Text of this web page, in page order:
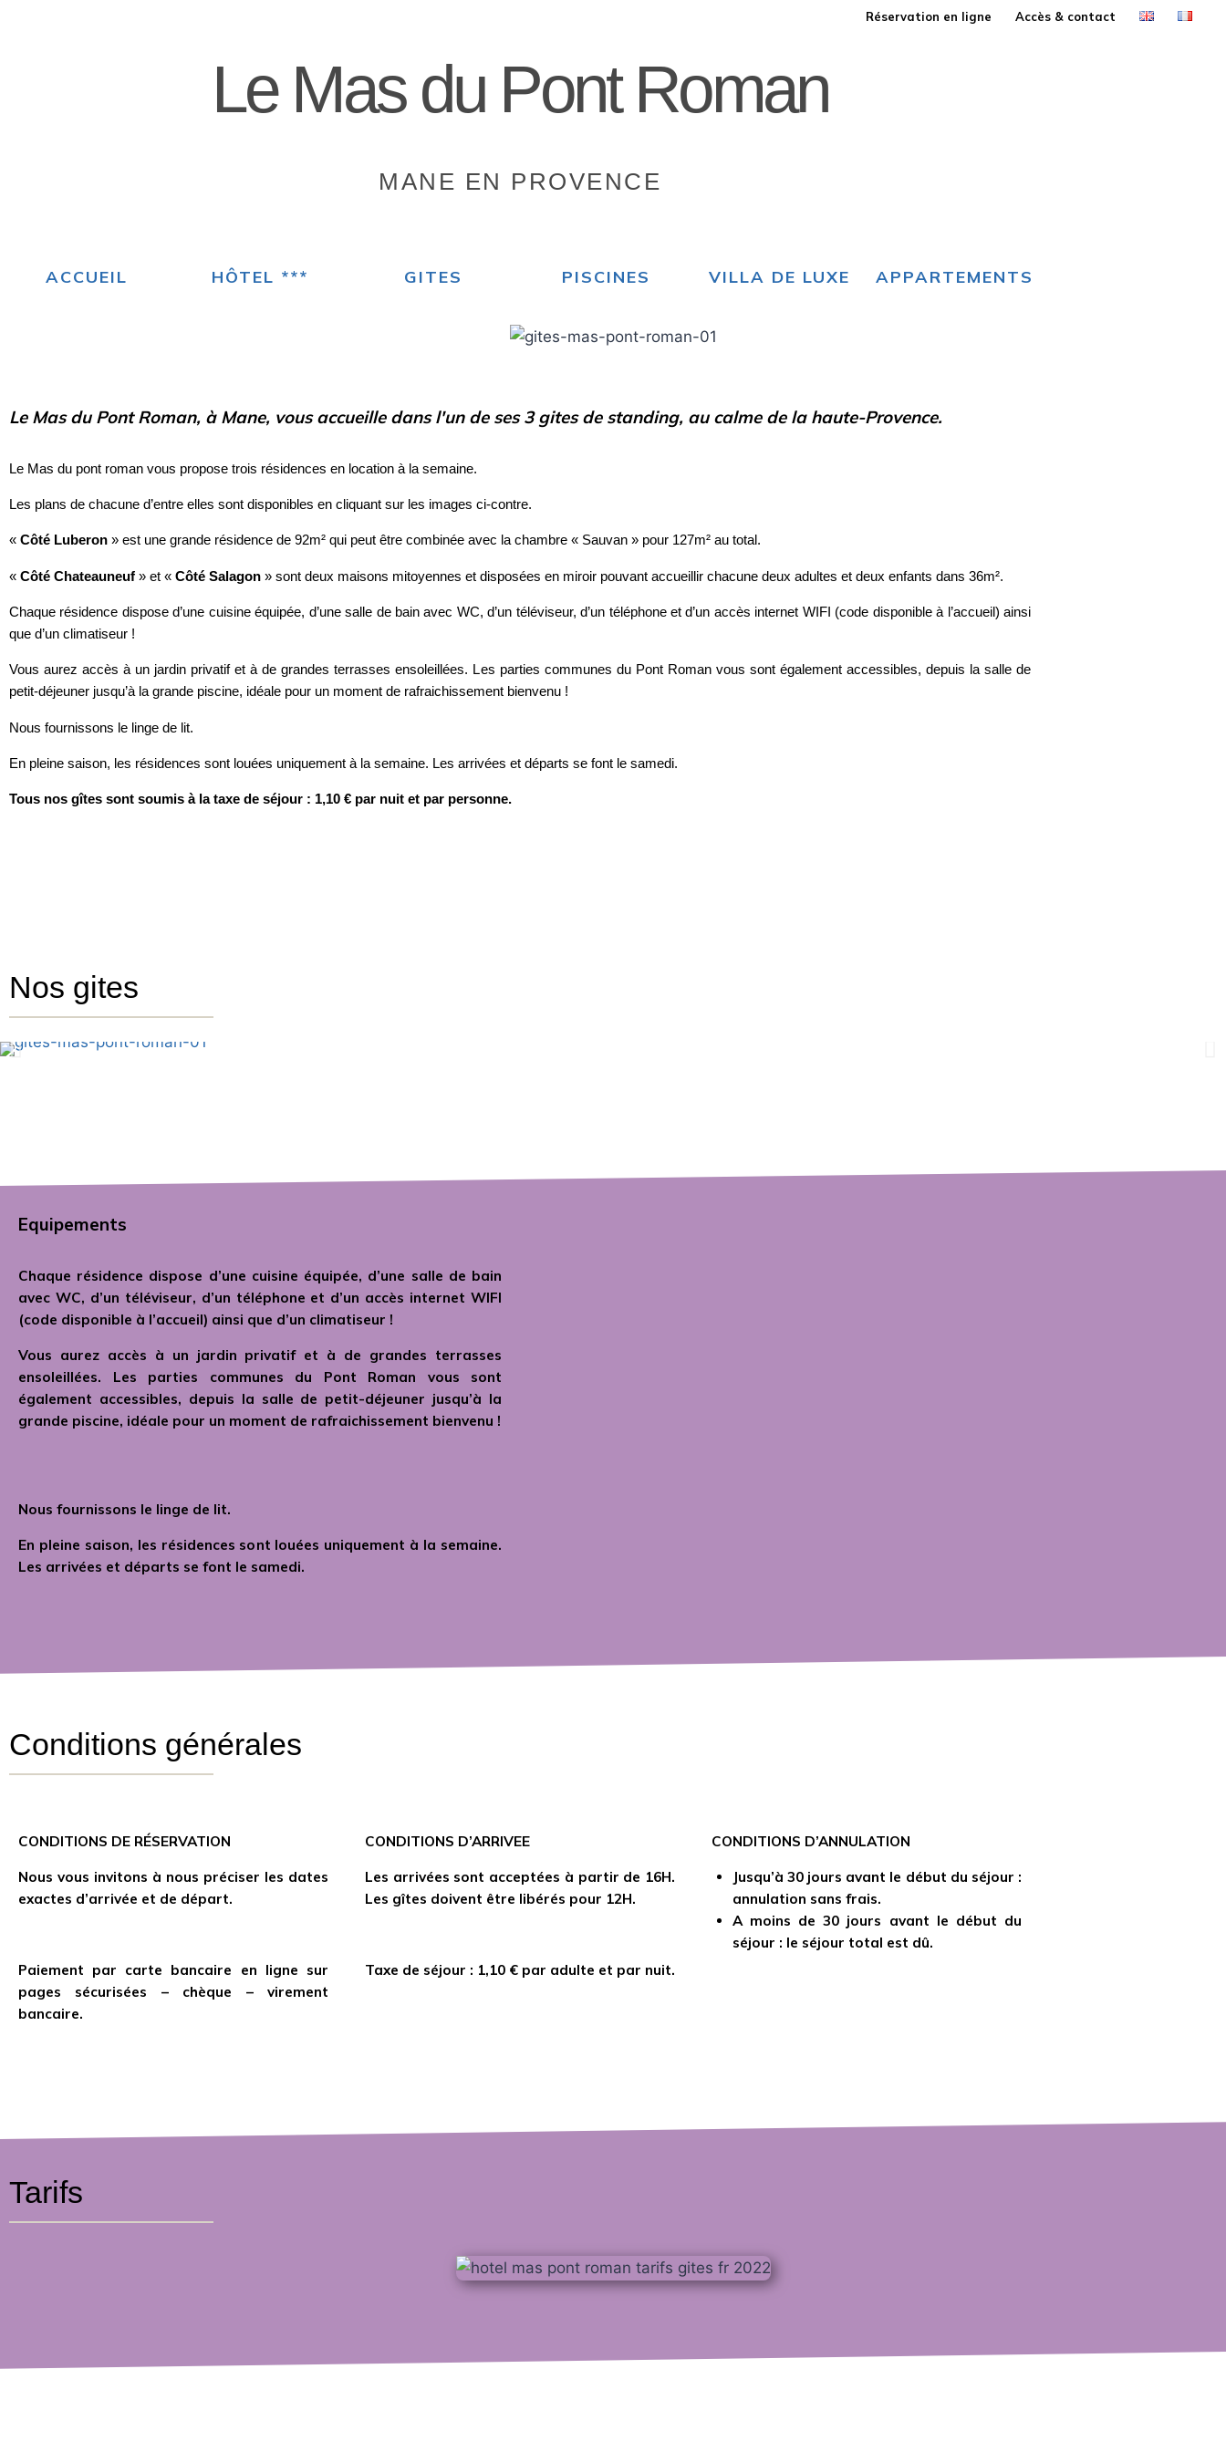
Réservation en ligne Accès & contact
Le Mas du Pont Roman
MANE EN PROVENCE
ACCUEIL HÔTEL *** GITES PISCINES VILLA DE LUXE APPARTEMENTS
Le Mas du Pont Roman, à Mane, vous accueille dans l'un de ses 3 gites de standing, au calme de la haute-Provence.
Le Mas du pont roman vous propose trois résidences en location à la semaine.
Les plans de chacune d’entre elles sont disponibles en cliquant sur les images ci-contre.
« Côté Luberon » est une grande résidence de 92m² qui peut être combinée avec la chambre « Sauvan » pour 127m² au total.
« Côté Chateauneuf » et « Côté Salagon » sont deux maisons mitoyennes et disposées en miroir pouvant accueillir chacune deux adultes et deux enfants dans 36m².
Chaque résidence dispose d’une cuisine équipée, d’une salle de bain avec WC, d’un téléviseur, d’un téléphone et d’un accès internet WIFI (code disponible à l’accueil) ainsi
que d’un climatiseur !
Vous aurez accès à un jardin privatif et à de grandes terrasses ensoleillées. Les parties communes du Pont Roman vous sont également accessibles, depuis la salle de
petit-déjeuner jusqu’à la grande piscine, idéale pour un moment de rafraichissement bienvenu !
Nous fournissons le linge de lit.
En pleine saison, les résidences sont louées uniquement à la semaine. Les arrivées et départs se font le samedi.
Tous nos gîtes sont soumis à la taxe de séjour : 1,10 € par nuit et par personne.
Nos gites
Equipements
Chaque résidence dispose d’une cuisine équipée, d’une salle de bain
avec WC, d’un téléviseur, d’un téléphone et d’un accès internet WIFI
(code disponible à l’accueil) ainsi que d’un climatiseur !
Vous aurez accès à un jardin privatif et à de grandes terrasses
ensoleillées. Les parties communes du Pont Roman vous sont
également accessibles, depuis la salle de petit-déjeuner jusqu’à la
grande piscine, idéale pour un moment de rafraichissement bienvenu !
Nous fournissons le linge de lit.
En pleine saison, les résidences sont louées uniquement à la semaine.
Les arrivées et départs se font le samedi.
Conditions générales
CONDITIONS DE RÉSERVATION
Nous vous invitons à nous préciser les dates
exactes d’arrivée et de départ.
Paiement par carte bancaire en ligne sur
pages sécurisées – chèque – virement
bancaire.
CONDITIONS D’ARRIVEE
Les arrivées sont acceptées à partir de 16H.
Les gîtes doivent être libérés pour 12H.
Taxe de séjour : 1,10 € par adulte et par nuit.
CONDITIONS D’ANNULATION
Jusqu’à 30 jours avant le début du séjour :
annulation sans frais.
A moins de 30 jours avant le début du
séjour : le séjour total est dû.
Tarifs